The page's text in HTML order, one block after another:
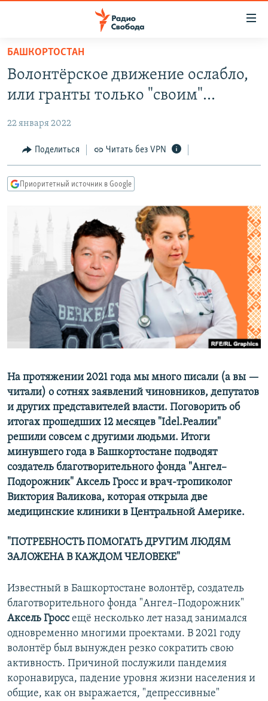
упрощенного
доступа
основному
Вернутся
главной
навигации
АВТОРСКИЕ ПРОЕКТЫ
ЦИТАТЫ СВОБОДЫ
МНЕНИЯ
IDEL.РЕАЛИИ
СЕВЕР.РЕАЛИИ
СИБИРЬ.РЕАЛИИ
РАСПИСАНИЕ ВЕЩАНИЯ
ПОДПИШИТЕСЬ НА РАССЫЛКУ
СОЦИАЛЬНЫЕ СЕТИ
Все сайты РСЕ/РС
БАШКОРТОСТАН
Волонтёрское движение ослабло,
или гранты только "своим"...
22 января 2022
Поделиться Читать без VPN
Приоритетный источник в Google
На протяжении 2021 года мы много писали (а вы —
читали) о сотнях заявлений чиновников, депутатов
и других представителей власти. Поговорить об
итогах прошедших 12 месяцев "Idel.Реалии"
решили совсем с другими людьми. Итоги
минувшего года в Башкортостане подводят
создатель благотворительного фонда "Ангел–
Подорожник" Аксель Гросс и врач-тропиколог
Виктория Валикова, которая открыла две
медицинские клиники в Центральной Америке.
"ПОТРЕБНОСТЬ ПОМОГАТЬ ДРУГИМ ЛЮДЯМ
ЗАЛОЖЕНА В КАЖДОМ ЧЕЛОВЕКЕ"
Известный в Башкортостане волонтёр, создатель
благотворительного фонда "Ангел–Подорожник"
Аксель Гроссещё несколько лет назад занимался
одновременно многими проектами. В 2021 году
волонтёр был вынужден резко сократить свою
активность. Причиной послужили пандемия
коронавируса, падение уровня жизни населения и
общие, как он выражается, "депрессивные"